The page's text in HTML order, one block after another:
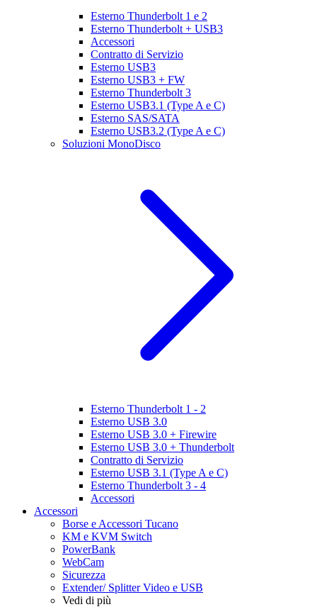
Esterno Thunderbolt 1 e 2
Esterno Thunderbolt + USB3
Accessori
Contratto di Servizio
Esterno USB3
Esterno USB3 + FW
Esterno Thunderbolt 3
Esterno USB3.1 (Type A e C)
Esterno SAS/SATA
Esterno USB3.2 (Type A e C)
Soluzioni MonoDisco
Esterno Thunderbolt 1 - 2
Esterno USB 3.0
Esterno USB 3.0 + Firewire
Esterno USB 3.0 + Thunderbolt
Contratto di Servizio
Esterno USB 3.1 (Type A e C)
Esterno Thunderbolt 3 - 4
Accessori
Accessori
Borse e Accessori Tucano
KM e KVM Switch
PowerBank
WebCam
Sicurezza
Extender/ Splitter Video e USB
Vedi di più